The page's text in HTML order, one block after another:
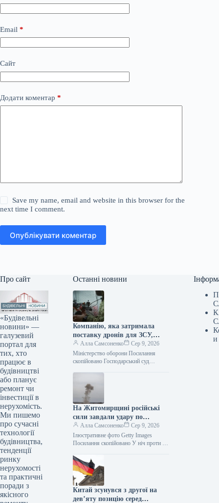
Email *
Сайт
Додати коментар *
Save my name, email and website in this browser for the
next time I comment.
Опублікувати коментар
Про сайт
«Будівельні
новини» —
галузевий
портал для
тих, хто
працює в
будівництві
або планує
ремонт чи
інвестиції в
нерухомість.
Ми пишемо
про сучасні
технології
будівництва,
тенденції
ринку
нерухомості
та практичні
поради з
якісного
Останні новини
Компанію, яка затримала
поставку дронів для ЗСУ,
оштрафували на 25
мільйонів.
Алла Самсоненко
Сер 9, 2026
Міністерство оборони Посилання
скопійовано Господарський суд
на користь ДП Міністерства оборони…
На Житомирщині російські
сили завдали удару по
компанії з німецькими
інвестиціями
Алла Самсоненко
Сер 9, 2026
Ілюстративне фото Getty Images
Посилання скопійовано У ніч проти 9
зафіксовані влучання та
ушкодження…
Китай зсунувся з другої на
дев’яту позицію серед
и